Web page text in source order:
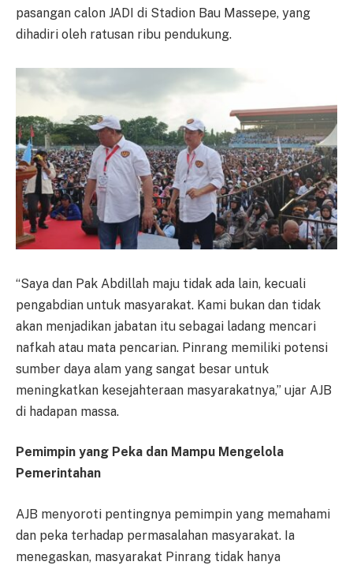
pasangan calon JADI di Stadion Bau Massepe, yang
dihadiri oleh ratusan ribu pendukung.
“Saya dan Pak Abdillah maju tidak ada lain, kecuali
pengabdian untuk masyarakat. Kami bukan dan tidak
akan menjadikan jabatan itu sebagai ladang mencari
nafkah atau mata pencarian. Pinrang memiliki potensi
sumber daya alam yang sangat besar untuk
meningkatkan kesejahteraan masyarakatnya,” ujar AJB
di hadapan massa.
Pemimpin yang Peka dan Mampu Mengelola
Pemerintahan
AJB menyoroti pentingnya pemimpin yang memahami
dan peka terhadap permasalahan masyarakat. Ia
menegaskan, masyarakat Pinrang tidak hanya